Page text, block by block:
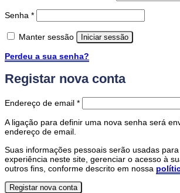
Senha *Obrigatório
Manter sessão Iniciar sessão
Perdeu a sua senha?
Registar nova conta
Endereço de email *Obrigatório
A ligação para definir uma nova senha será
endereço de email.
Suas informações pessoais serão usadas
experiência neste site, gerenciar o acesso à
outros fins, conforme descrito em nossa
Registar nova conta